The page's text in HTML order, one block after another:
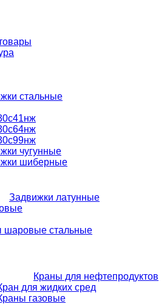
стальные
чугунные
шиберные
Задвижки латунные
шаровые стальные
Краны для нефтепродуктов
для жидких сред
газовые